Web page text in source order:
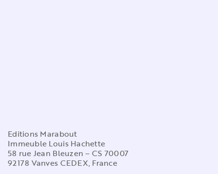
Editions Marabout
Immeuble Louis Hachette
58 rue Jean Bleuzen – CS 70007
92178 Vanves CEDEX, France